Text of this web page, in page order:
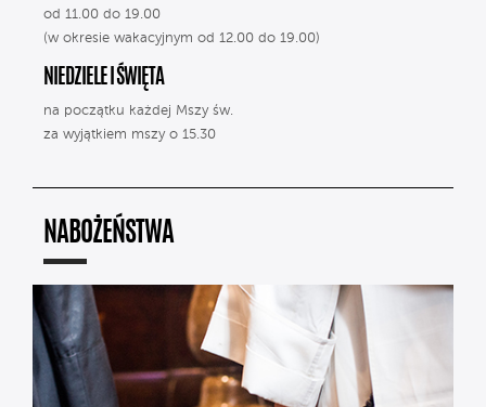
od 11.00 do 19.00
(w okresie wakacyjnym od 12.00 do 19.00)
NIEDZIELE I ŚWIĘTA
na początku każdej Mszy św.
za wyjątkiem mszy o 15.30
NABOŻEŃSTWA